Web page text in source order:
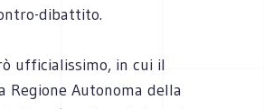
dibattito.
ufficialissimo, in cui il
Regione Autonoma della